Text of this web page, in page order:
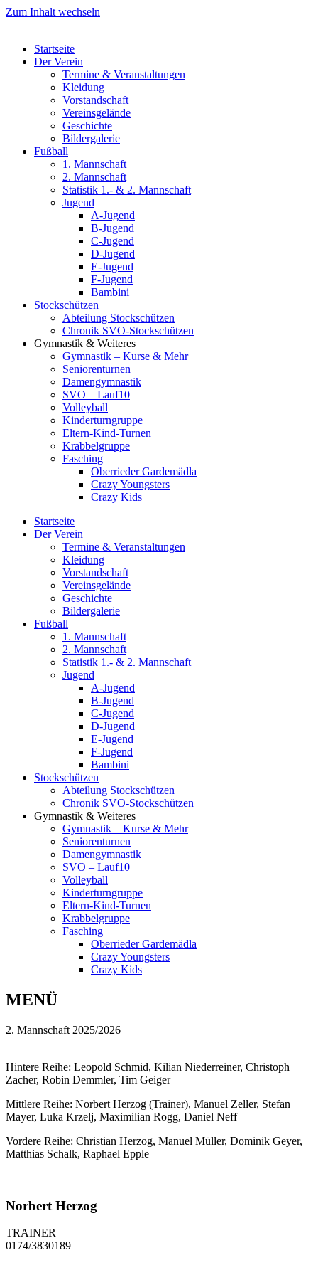
Zum Inhalt wechseln
Startseite
Der Verein
Termine & Veranstaltungen
Kleidung
Vorstandschaft
Vereinsgelände
Geschichte
Bildergalerie
Fußball
1. Mannschaft
2. Mannschaft
Statistik 1.- & 2. Mannschaft
Jugend
A-Jugend
B-Jugend
C-Jugend
D-Jugend
E-Jugend
F-Jugend
Bambini
Stockschützen
Abteilung Stockschützen
Chronik SVO-Stockschützen
Gymnastik & Weiteres
Gymnastik – Kurse & Mehr
Seniorenturnen
Damengymnastik
SVO – Lauf10
Volleyball
Kinderturngruppe
Eltern-Kind-Turnen
Krabbelgruppe
Fasching
Oberrieder Gardemädla
Crazy Youngsters
Crazy Kids
Startseite
Der Verein
Termine & Veranstaltungen
Kleidung
Vorstandschaft
Vereinsgelände
Geschichte
Bildergalerie
Fußball
1. Mannschaft
2. Mannschaft
Statistik 1.- & 2. Mannschaft
Jugend
A-Jugend
B-Jugend
C-Jugend
D-Jugend
E-Jugend
F-Jugend
Bambini
Stockschützen
Abteilung Stockschützen
Chronik SVO-Stockschützen
Gymnastik & Weiteres
Gymnastik – Kurse & Mehr
Seniorenturnen
Damengymnastik
SVO – Lauf10
Volleyball
Kinderturngruppe
Eltern-Kind-Turnen
Krabbelgruppe
Fasching
Oberrieder Gardemädla
Crazy Youngsters
Crazy Kids
MENÜ
2. Mannschaft 2025/2026
Hintere Reihe: Leopold Schmid, Kilian Niederreiner, Christoph
Zacher, Robin Demmler, Tim Geiger
Mittlere Reihe: Norbert Herzog (Trainer), Manuel Zeller, Stefan
Mayer, Luka Krzelj, Maximilian Rogg, Daniel Neff
Vordere Reihe: Christian Herzog, Manuel Müller, Dominik Geyer,
Matthias Schalk, Raphael Epple
Norbert Herzog
TRAINER
0174/3830189